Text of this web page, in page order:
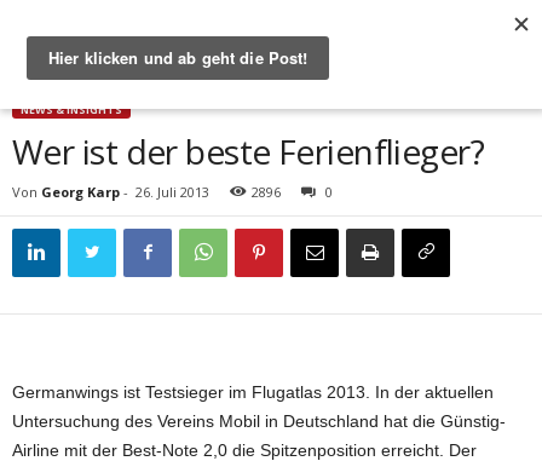
Start News & Insights Wer ist der beste Ferienflieger?
NEWS & INSIGHTS
Wer ist der beste Ferienflieger?
Von Georg Karp - 26. Juli 2013 2896 0
Germanwings ist Testsieger im Flugatlas 2013. In der aktuellen
Untersuchung des Vereins Mobil in Deutschland hat die Günstig-
Airline mit der Best-Note 2,0 die Spitzenposition erreicht. Der